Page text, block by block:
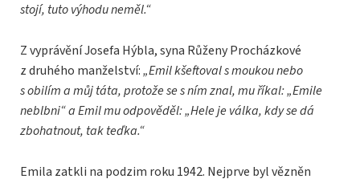
stojí, tuto výhodu neměl.“
Z vyprávění Josefa Hýbla, syna Růženy Procházkové
z druhého manželství:„Emil kšeftoval s moukou nebo
s obilím a můj táta, protože se s ním znal, mu říkal: „Emile
neblbni“ a Emil mu odpověděl: „Hele je válka, kdy se dá
zbohatnout, tak teďka.“
Emila zatkli na podzim roku 1942. Nejprve byl vězněn